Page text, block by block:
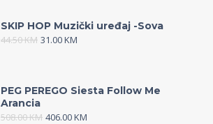
SKIP HOP Muzički uređaj -Sova
44.50KM 31.00KM
PEG PEREGO Siesta Follow Me
Arancia
508.00KM 406.00KM